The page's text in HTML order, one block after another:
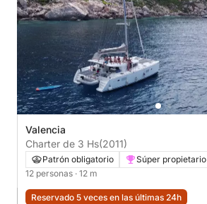
Valencia
Charter de 3 Hs(2011)
Patrón obligatorio Súper propietario
12 personas · 12 m
Reservado 5 veces en las últimas 24h